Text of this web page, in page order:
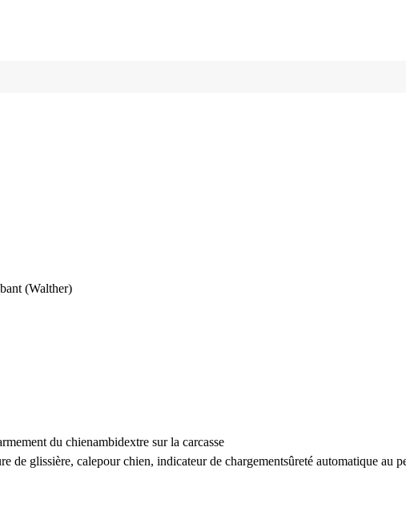
(Walther)
du chienambidextre sur la carcasse
de glissière, calepour chien, indicateur de chargementsûreté automatique au